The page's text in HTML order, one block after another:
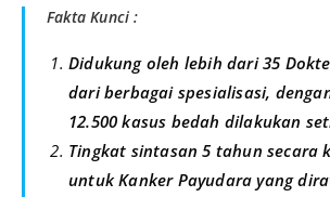
Fakta Kunci :
Didukung oleh lebih dari 35
dari berbagai spesialisasi,
12.500 kasus bedah dilakukan
Tingkat sintasan 5 tahun secara
untuk Kanker Payudara yang